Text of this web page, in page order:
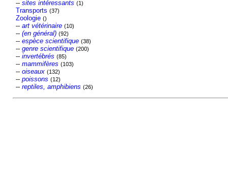
-- sites intéressants (1)
Transports (37)
Zoologie ()
-- art vétérinaire (10)
-- (en général) (92)
-- espèce scientifique (38)
-- genre scientifique (200)
-- invertébrés (85)
-- mammifères (103)
-- oiseaux (132)
-- poissons (12)
-- reptiles, amphibiens (26)